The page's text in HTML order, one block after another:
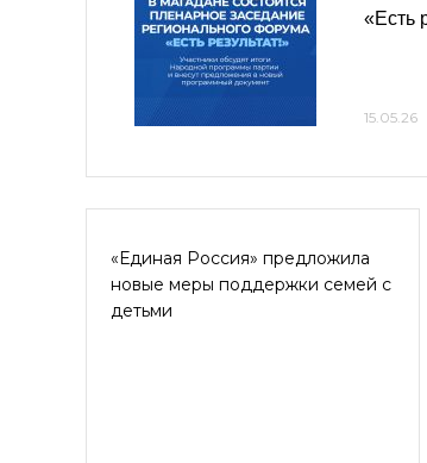
«Есть
15.05.26
«Единая Россия» предложила
новые меры поддержки семей с
детьми